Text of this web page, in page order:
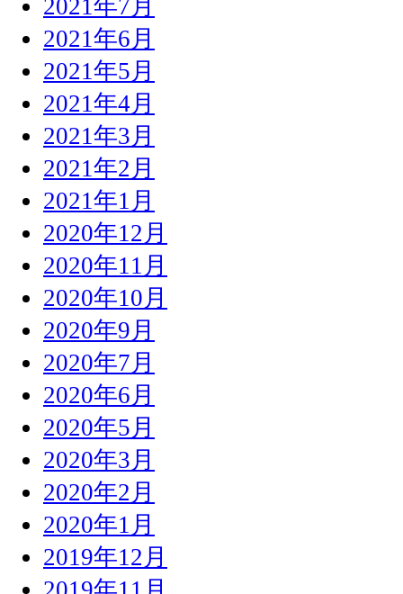
2021年7月
2021年6月
2021年5月
2021年4月
2021年3月
2021年2月
2021年1月
2020年12月
2020年11月
2020年10月
2020年9月
2020年7月
2020年6月
2020年5月
2020年3月
2020年2月
2020年1月
2019年12月